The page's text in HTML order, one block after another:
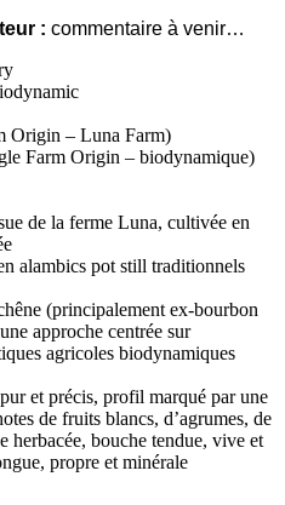
: commentaire à venir…
Origin – Luna Farm)
Farm Origin – biodynamique)
de la ferme Luna, cultivée en
alambics pot still traditionnels
(principalement ex-bourbon
approche centrée sur
agricoles biodynamiques
et précis, profil marqué par une
de fruits blancs, d’agrumes, de
herbacée, bouche tendue, vive et
propre et minérale